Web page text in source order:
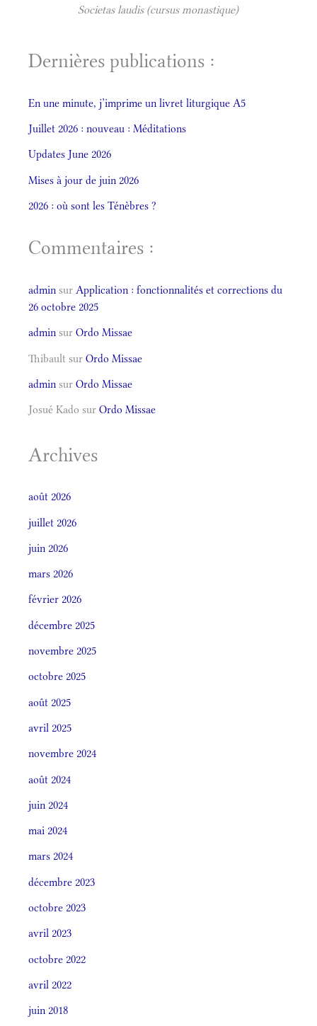
Societas laudis (cursus monastique)
Dernières publications :
En une minute, j’imprime un livret liturgique A5
Juillet 2026 : nouveau : Méditations
Updates June 2026
Mises à jour de juin 2026
2026 : où sont les Ténèbres ?
Commentaires :
admin sur Application : fonctionnalités et corrections du
26 octobre 2025
admin sur Ordo Missae
Thibault sur Ordo Missae
admin sur Ordo Missae
Josué Kado sur Ordo Missae
Archives
août 2026
juillet 2026
juin 2026
mars 2026
février 2026
décembre 2025
novembre 2025
octobre 2025
août 2025
avril 2025
novembre 2024
août 2024
juin 2024
mai 2024
mars 2024
décembre 2023
octobre 2023
avril 2023
octobre 2022
avril 2022
juin 2018